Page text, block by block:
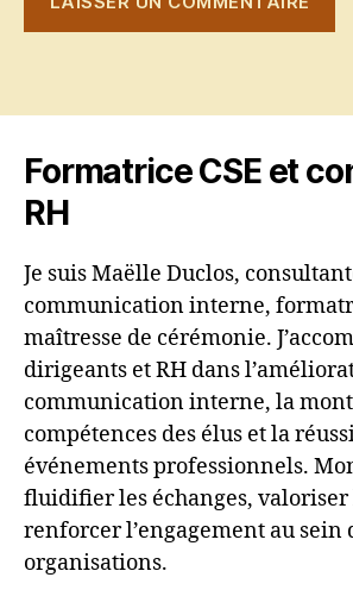
Formatrice CSE et
RH
Je suis Maëlle Duclos,
communication interne,
maîtresse de cérémonie.
dirigeants et RH dans
communication interne, la
compétences des élus et la
événements professionnels.
fluidifier les échanges, valoriser
renforcer l’engagement au sein
organisations.